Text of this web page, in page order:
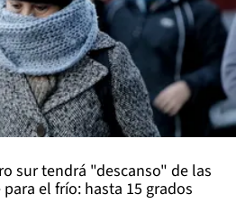
sur tendrá "descanso" de las
el frío: hasta 15 grados